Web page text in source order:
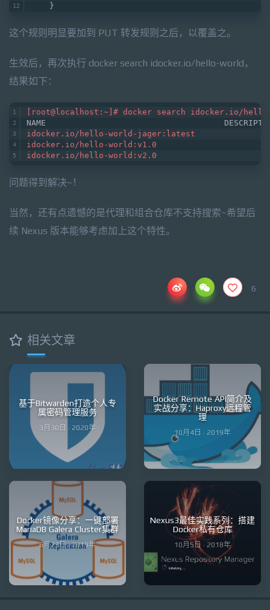
    }
这个规则明显要加到 PUT 转发规则之后，以覆盖之。
生效后，再次执行 docker search idocker.io/hello-world，
结果如下：
[root@localhost:~]# docker search idocker.io/
NAME                                     DESCRIPTION
idocker.io/hello-world-
idocker.io/hello-
idocker.io/hello-world:v2.0
问题得到解决~！
当然，还有点遗憾的是代理和组合仓库不支持搜索~希望后
续 Nexus 版本能够考虑加上这个特性。
6
相关文章
基于Bitwarden打造个人专
属密码管理服务
3月30日 · 2020年
Docker Remote API简介及
实战分享：Haproxy远程管
理
10月4日 · 2019年
Docker镜像分享：一键部署
MariaDB Galera Cluster集群
6月23日 · 2019年
Nexus3最佳实践系列：搭建
Docker私有仓库
10月5日 · 2018年